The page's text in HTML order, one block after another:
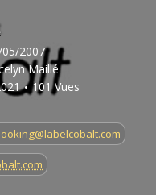
2007
Maillé
101 Vues